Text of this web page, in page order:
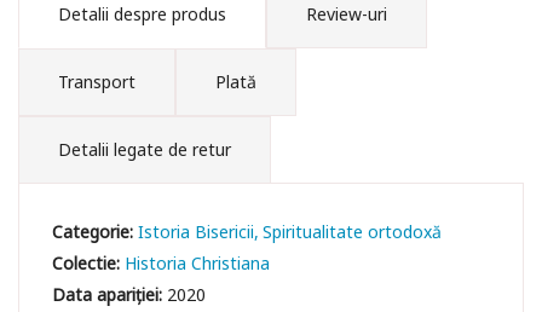
Detalii despre produs Review-uri
Transport Plată
Detalii legate de retur
Categorie:Istoria Bisericii Spiritualitate ortodoxă
Colectie: Historia Christiana
Data apariției: 2020